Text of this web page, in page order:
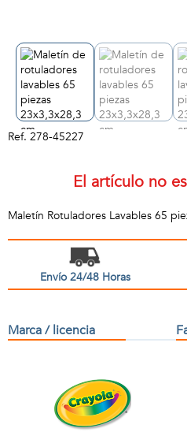
Ref. 278-45227
El artículo no
Maletín Rotuladores Lavables 65
Envío 24/48 Horas
Marca / licencia